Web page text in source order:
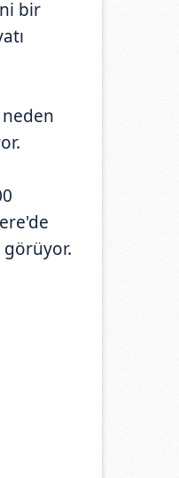
bir
neden
görüyor.